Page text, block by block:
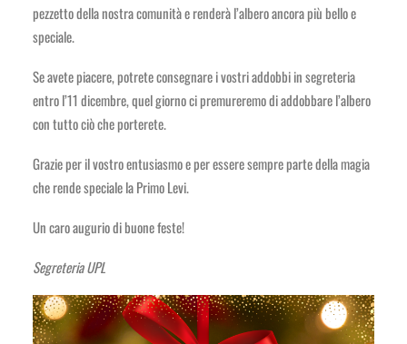
pezzetto della nostra comunità e renderà l’albero ancora più bello e
speciale.
Se avete piacere, potrete consegnare i vostri addobbi in segreteria
entro l’11 dicembre, quel giorno ci premureremo di addobbare l’albero
con tutto ciò che porterete.
Grazie per il vostro entusiasmo e per essere sempre parte della magia
che rende speciale la Primo Levi.
Un caro augurio di buone feste!
Segreteria UPL